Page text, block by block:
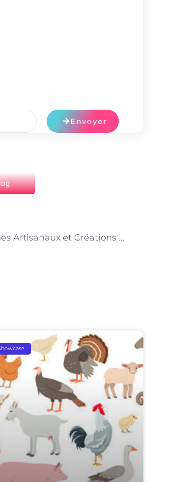
Envoyer
« Fromages Artisanaux et Créations Originales : Collaboration avec les Producteurs »